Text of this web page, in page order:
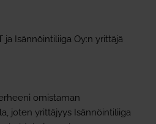
ja Isännöintiliiga Oy:n yrittäjä
omistaman
joten yrittäjyys Isännöintiliiga